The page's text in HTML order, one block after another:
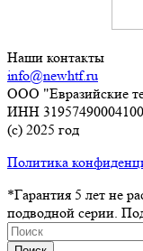
Наши контакты
info@newhtf.ru
ООО "Евразийские
ИНН
(с) 2025 год
Политика
*Гарантия 5 лет не
подводной серии.